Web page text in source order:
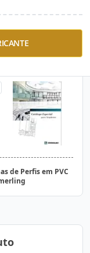
de Perfis em PVC